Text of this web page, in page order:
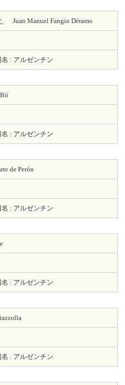
Juan Manuel Fangio Déramo
名 : アルゼンチン
名 : アルゼンチン
de Perón
名 : アルゼンチン
名 : アルゼンチン
名 : アルゼンチン